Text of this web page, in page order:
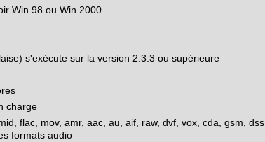
Win 98 ou Win 2000
s'exécute sur la version 2.3.3 ou supérieure
charge
flac, mov, amr, aac, au, aif, raw, dvf, vox, cda, gsm, dss,
formats audio